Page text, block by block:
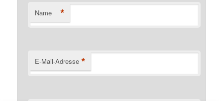
Name *
E-Mail-Adresse *